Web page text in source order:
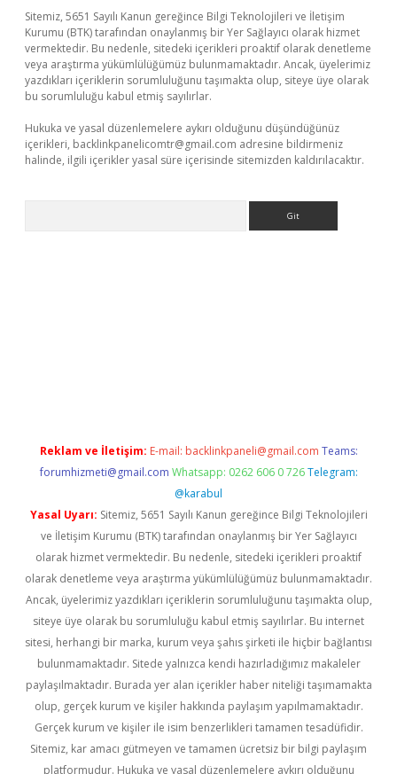
Sitemiz, 5651 Sayılı Kanun gereğince Bilgi Teknolojileri ve İletişim
Kurumu (BTK) tarafından onaylanmış bir Yer Sağlayıcı olarak hizmet
vermektedir. Bu nedenle, sitedeki içerikleri proaktif olarak denetleme
veya araştırma yükümlülüğümüz bulunmamaktadır. Ancak, üyelerimiz
yazdıkları içeriklerin sorumluluğunu taşımakta olup, siteye üye olarak
bu sorumluluğu kabul etmiş sayılırlar.
Hukuka ve yasal düzenlemelere aykırı olduğunu düşündüğünüz
içerikleri, backlinkpanelicomtr@gmail.com adresine bildirmeniz
halinde, ilgili içerikler yasal süre içerisinde sitemizden kaldırılacaktır.
Reklam ve İletişim: E-mail: backlinkpaneli@gmail.com Teams:
forumhizmeti@gmail.com Whatsapp: 0262 606 0 726 Telegram:
@karabul
Yasal Uyarı: Sitemiz, 5651 Sayılı Kanun gereğince Bilgi Teknolojileri
ve İletişim Kurumu (BTK) tarafından onaylanmış bir Yer Sağlayıcı
olarak hizmet vermektedir. Bu nedenle, sitedeki içerikleri proaktif
olarak denetleme veya araştırma yükümlülüğümüz bulunmamaktadır.
Ancak, üyelerimiz yazdıkları içeriklerin sorumluluğunu taşımakta olup,
siteye üye olarak bu sorumluluğu kabul etmiş sayılırlar. Bu internet
sitesi, herhangi bir marka, kurum veya şahıs şirketi ile hiçbir bağlantısı
bulunmamaktadır. Sitede yalnızca kendi hazırladığımız makaleler
paylaşılmaktadır. Burada yer alan içerikler haber niteliği taşımamakta
olup, gerçek kurum ve kişiler hakkında paylaşım yapılmamaktadır.
Gerçek kurum ve kişiler ile isim benzerlikleri tamamen tesadüfidir.
Sitemiz, kar amacı gütmeyen ve tamamen ücretsiz bir bilgi paylaşım
platformudur. Hukuka ve yasal düzenlemelere aykırı olduğunu